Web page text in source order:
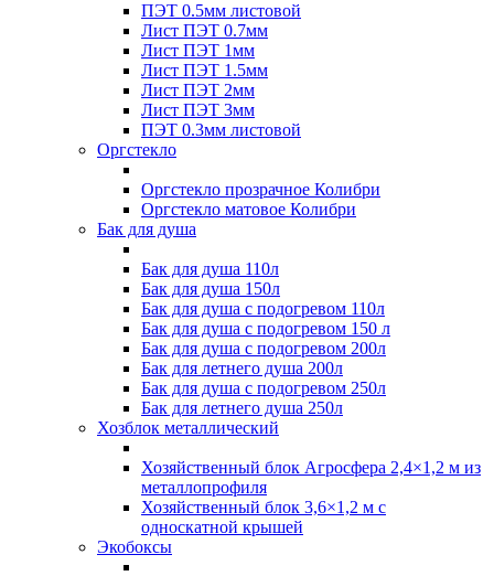
ПЭТ 0.5мм листовой
Лист ПЭТ 0.7мм
Лист ПЭТ 1мм
Лист ПЭТ 1.5мм
Лист ПЭТ 2мм
Лист ПЭТ 3мм
ПЭТ 0.3мм листовой
Оргстекло
Оргстекло прозрачное Колибри
Оргстекло матовое Колибри
Бак для душа
Бак для душа 110л
Бак для душа 150л
Бак для душа с подогревом 110л
Бак для душа с подогревом 150 л
Бак для душа с подогревом 200л
Бак для летнего душа 200л
Бак для душа с подогревом 250л
Бак для летнего душа 250л
Хозблок металлический
Хозяйственный блок Агросфера 2,4×1,2 м из
металлопрофиля
Хозяйственный блок 3,6×1,2 м с
односкатной крышей
Экобоксы